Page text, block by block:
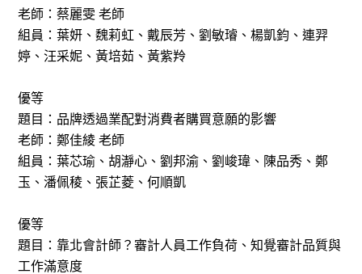
老師：蔡麗雯 老師
組員：葉妍、魏莉虹、戴辰芳、劉敏璿、楊凱鈞、連羿
婷、汪采妮、黃培茹、黃紫羚
優等
題目：品牌透過業配對消費者購買意願的影響
老師：鄭佳綾 老師
組員：葉芯瑜、胡瀞心、劉邦渝、劉峻瑋、陳品秀、鄭
玉、潘佩稜、張芷菱、何順凱
優等
題目：靠北會計師？審計人員工作負荷、知覺審計品質與
工作滿意度